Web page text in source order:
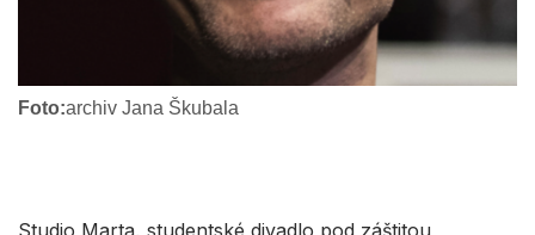
Foto:archiv Jana Škubala
Studio Marta, studentské divadlo pod záštitou